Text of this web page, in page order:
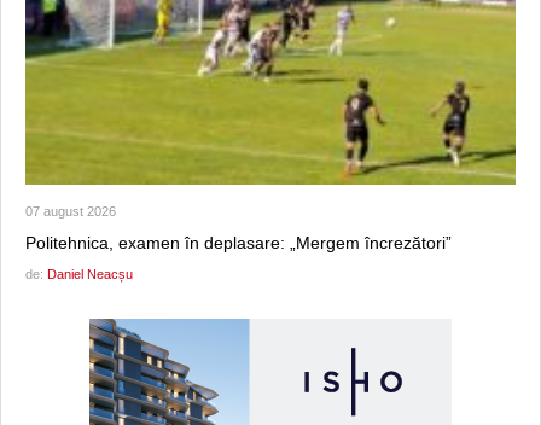
07 august 2026
Politehnica, examen în deplasare: „Mergem încrezători”
de: Daniel Neacșu